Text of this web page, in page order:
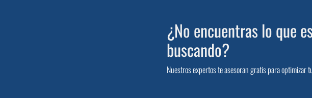
¿No encuentras lo que
buscando?
Nuestros expertos te asesoran gratis para optimizar